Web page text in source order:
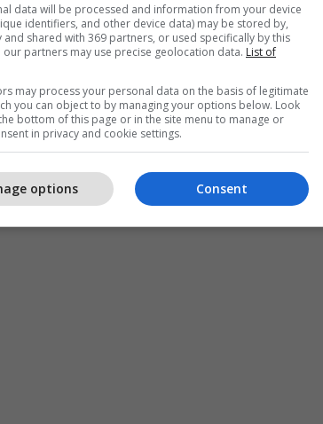
data will be processed and information from your device
identifiers, and other device data) may be stored by,
and shared with 369 partners, or used specifically by this
our partners may use precise geolocation data. List of
may process your personal data on the basis of legitimate
you can object to by managing your options below. Look
bottom of this page or in the site menu to manage or
in privacy and cookie settings.
Consent
options